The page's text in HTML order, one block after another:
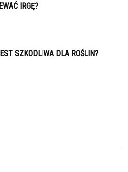
IRGĘ?
SZKODLIWA DLA ROŚLIN?